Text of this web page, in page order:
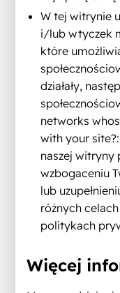
W tej witrynie
i/lub wtyczek
które
działały,
networks
with your
naszej witryny
wzbogaceniu
lub
różnych
politykach
Więcej